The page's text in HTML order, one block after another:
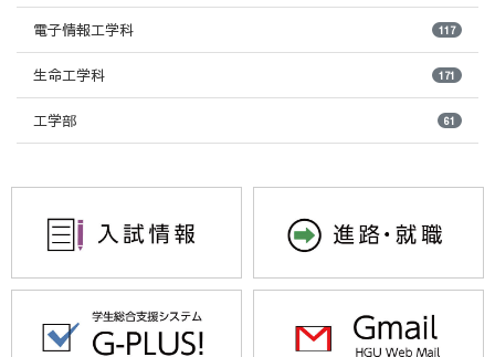
電子情報工学科 117
生命工学科 171
工学部 61